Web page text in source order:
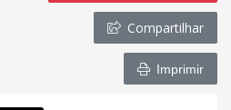
Compartilhar
Imprimir